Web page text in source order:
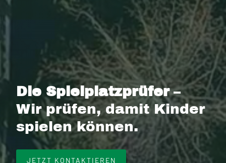
Die Spielplatzprüfer–
Wir prüfen, damit Kinder
spielen können.
JETZT KONTAKTIEREN